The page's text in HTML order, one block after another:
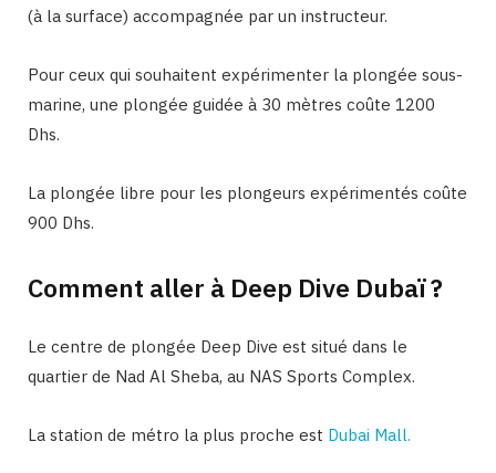
(à la surface) accompagnée par un instructeur.
Pour ceux qui souhaitent expérimenter la plongée sous-
marine, une plongée guidée à 30 mètres coûte 1200
Dhs.
La plongée libre pour les plongeurs expérimentés coûte
900 Dhs.
Comment aller à Deep Dive Dubaï ?
Le centre de plongée Deep Dive est situé dans le
quartier de Nad Al Sheba, au NAS Sports Complex.
La station de métro la plus proche est Dubai Mall.